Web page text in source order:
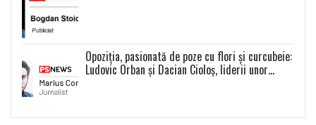
Opoziția, pasionată de poze cu flori și curcubeie:
Ludovic Orban și Dacian Cioloș, liderii unor